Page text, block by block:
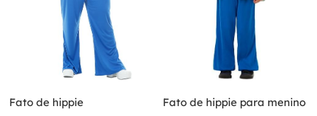
Fato de hippie Fato de hippie para menino